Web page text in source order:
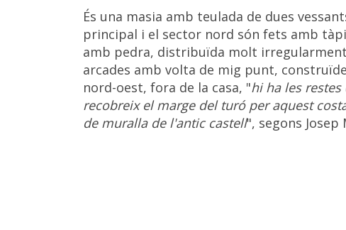
És una masia amb teulada de dues
principal i el sector nord són fets amb
amb pedra, distribuïda molt
arcades amb volta de mig punt,
nord-oest, fora de la casa, "hi ha les
recobreix el marge del turó per aquest
de muralla de l'antic castell", segons Josep